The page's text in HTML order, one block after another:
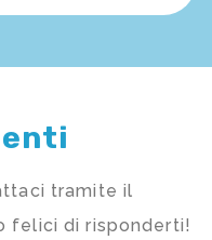
tramite il
felici di risponderti!